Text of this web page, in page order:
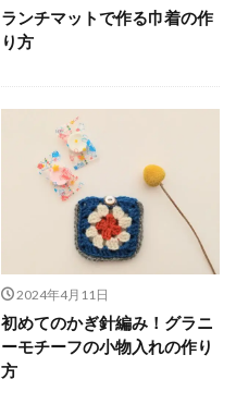
ランチマットで作る巾着の作
り方
2024年4月11日
初めてのかぎ針編み！グラニ
ーモチーフの小物入れの作り
方